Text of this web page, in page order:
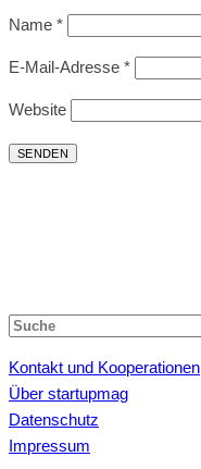
Name *
E-Mail-Adresse *
Website
Kontakt und Kooperationen
Über startupmag
Datenschutz
Impressum